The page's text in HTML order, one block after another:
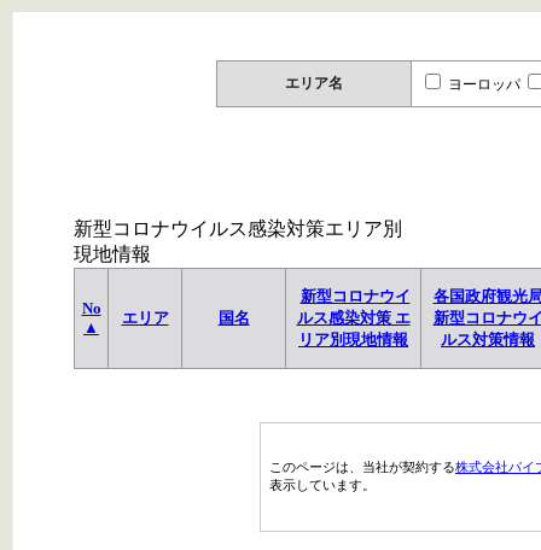
エリア名 ヨーロッパ
新型コロナウイルス感染対策エリア別
現地情報
No
▲
エリア 国名
新型コロナウイ
ルス感染対策 エ
リア別現地情報
各国政府観光
新型コロナウ
ルス対策情報
このページは、当社が契約する株式会社パイ
表示しています。